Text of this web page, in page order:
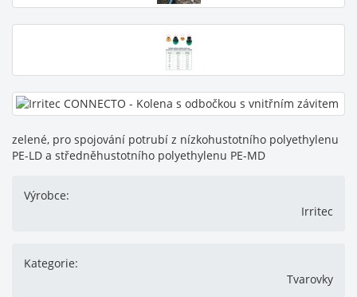
zelené, pro spojování potrubí z nízkohustotního polyethylenu
PE-LD a středněhustotního polyethylenu PE-MD
Výrobce:
Irritec
Kategorie:
Tvarovky